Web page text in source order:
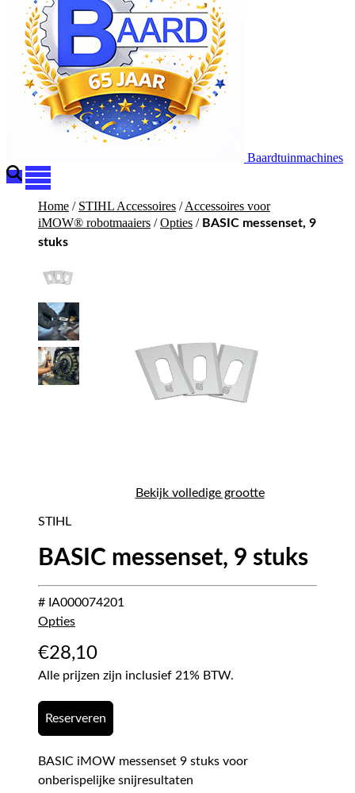
Baardtuinmachines
Home / STIHL Accessoires /Accessoires voor
iMOW® robotmaaiers /Opties / BASIC messenset, 9
stuks
Bekijk volledige grootte
STIHL
BASIC messenset, 9 stuks
# IA000074201
Opties
€28,10
Alle prijzen zijn inclusief 21% BTW.
Reserveren
BASIC iMOW messenset 9 stuks voor
onberispelijke snijresultaten